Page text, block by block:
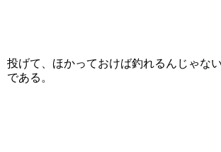
投げて、ほかっておけば釣れるんじゃな
である。